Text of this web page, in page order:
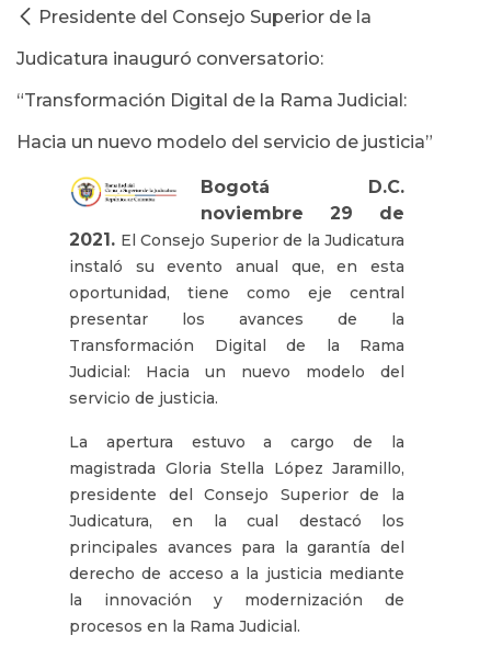
Presidente del Consejo Superior de la
Judicatura inauguró conversatorio:
“Transformación Digital de la Rama Judicial:
Hacia un nuevo modelo del servicio de justicia”
Bogotá D.C.
noviembre 29 de
2021. El Consejo Superior de la Judicatura
instaló su evento anual que, en esta
oportunidad, tiene como eje central
presentar los avances de la
Transformación Digital de la Rama
Judicial: Hacia un nuevo modelo del
servicio de justicia.
La apertura estuvo a cargo de la
magistrada Gloria Stella López Jaramillo,
presidente del Consejo Superior de la
Judicatura, en la cual destacó los
principales avances para la garantía del
derecho de acceso a la justicia mediante
la innovación y modernización de
procesos en la Rama Judicial.